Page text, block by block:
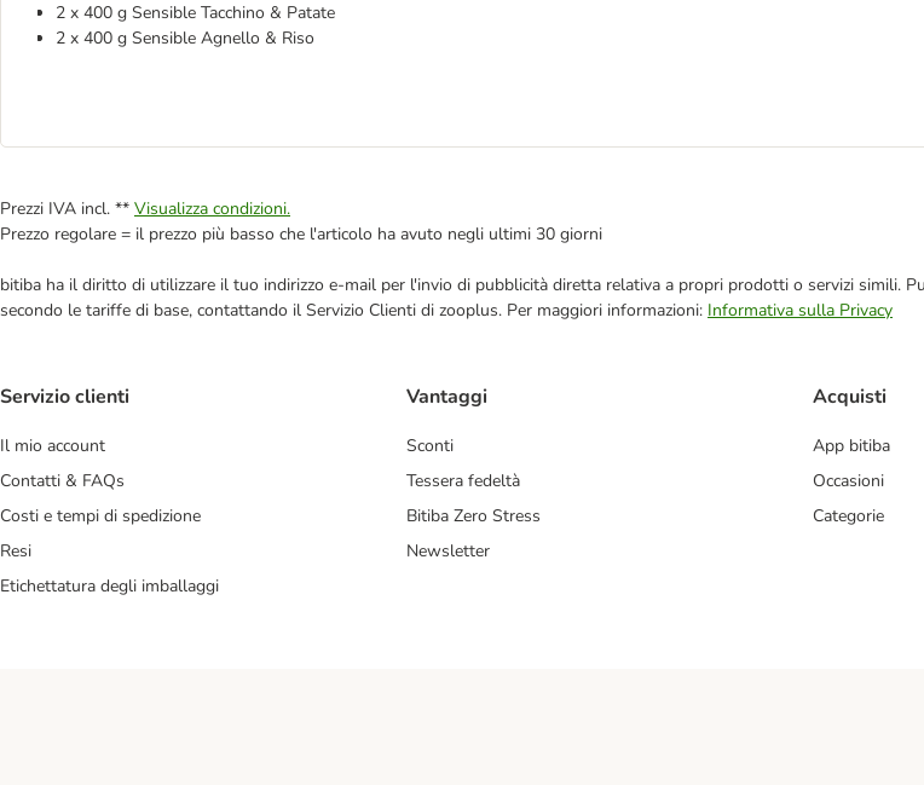
2 x 400 g Sensible Tacchino & Patate
2 x 400 g Sensible Agnello & Riso
Prezzi IVA incl. ** Visualizza condizioni.
Prezzo regolare = il prezzo più basso che l'articolo ha avuto negli ultimi 30 giorni
bitiba ha il diritto di utilizzare il tuo indirizzo e-mail per l'invio di pubblicità diretta relativa a propri prodotti o servizi simili.
secondo le tariffe di base, contattando il Servizio Clienti di zooplus. Per maggiori informazioni: Informativa sulla Privacy
Servizio clienti
Il mio account
Contatti & FAQs
Costi e tempi di spedizione
Resi
Etichettatura degli imballaggi
Vantaggi
Sconti
Tessera fedeltà
Bitiba Zero Stress
Newsletter
Acquisti
App bitiba
Occasioni
Categorie